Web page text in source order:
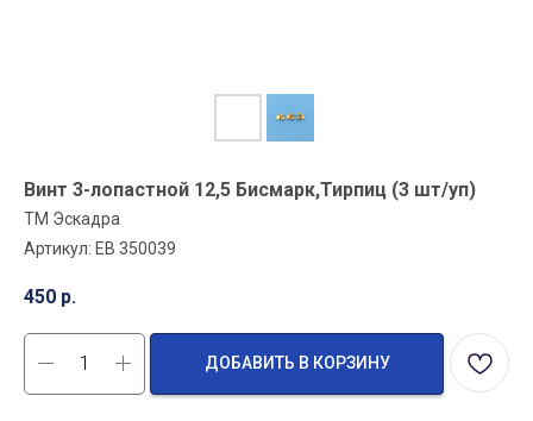
Винт 3-лопастной 12,5 Бисмарк,Тирпиц (3 шт/уп)
ТМ Эскадра
Артикул: EB 350039
450 р.
ДОБАВИТЬ В КОРЗИНУ